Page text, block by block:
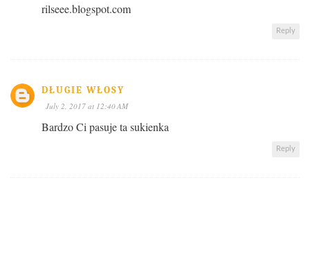
rilseee.blogspot.com
Reply
DŁUGIE WŁOSY
July 2, 2017 at 12:40 AM
Bardzo Ci pasuje ta sukienka
Reply